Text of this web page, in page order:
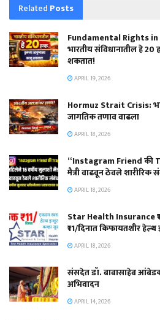
Related Posts
Fundamental Rights
भारतीय संविधानातील हे
शकतात!
APRIL 19, 2026
Hormuz Strait Crisis:
जागतिक तणाव वाढला
APRIL 18, 2026
“Instagram Friend की
मैत्री वाढवून ठेवले शारीरिक
APRIL 18, 2026
Star Health Insurance
₹11/दिनात किफायतशीर
APRIL 18, 2026
संसदेत डॉ. बाबासाहेब
अभिवादन
APRIL 14, 2026